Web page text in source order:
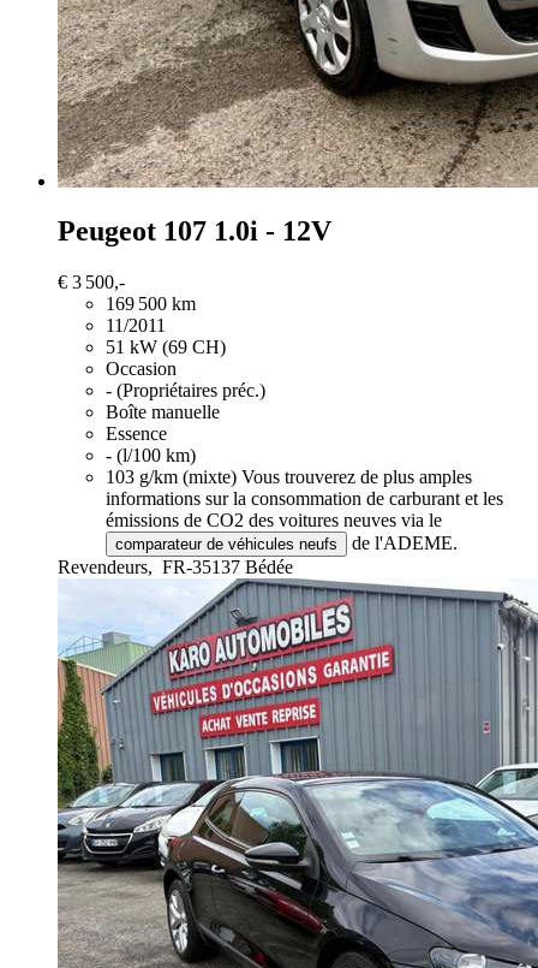
Peugeot 107 1.0i - 12V
€ 3 500,-
169 500 km
11/2011
51 kW (69 CH)
Occasion
- (Propriétaires préc.)
Boîte manuelle
Essence
- (l/100 km)
103 g/km (mixte) Vous trouverez de plus amples
informations sur la consommation de carburant et les
émissions de CO2 des voitures neuves via le
comparateur de véhicules neufs
de l'ADEME.
Revendeurs, FR-35137 Bédée